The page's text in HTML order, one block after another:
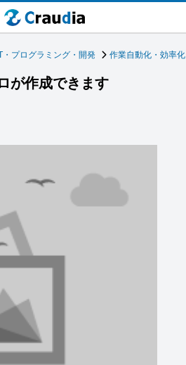
・プログラミング・開発 作業自動化・効率化
が作成できます